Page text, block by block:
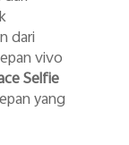
dari
vivo
Selfie
yang